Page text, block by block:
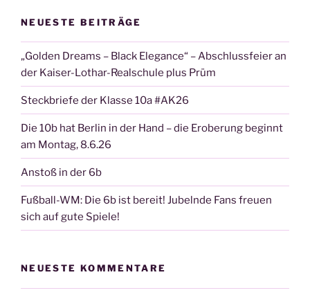
NEUESTE BEITRÄGE
„Golden Dreams – Black Elegance“ – Abschlussfeier an
der Kaiser-Lothar-Realschule plus Prüm
Steckbriefe der Klasse 10a #AK26
Die 10b hat Berlin in der Hand – die Eroberung beginnt
am Montag, 8.6.26
Anstoß in der 6b
Fußball-WM: Die 6b ist bereit! Jubelnde Fans freuen
sich auf gute Spiele!
NEUESTE KOMMENTARE